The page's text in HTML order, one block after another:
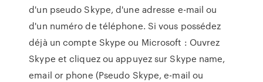
d'un pseudo Skype, d'une adresse e-mail ou
d'un numéro de téléphone. Si vous possédez
déjà un compte Skype ou Microsoft : Ouvrez
Skype et cliquez ou appuyez sur Skype name,
email or phone (Pseudo Skype, e-mail ou